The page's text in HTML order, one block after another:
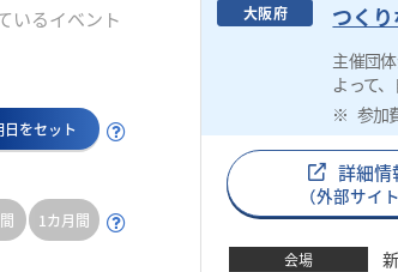
大阪府 つく
主催団
よって
参加
詳細情
（外部サイト
会場
いるイベント
日をセット
1カ月間